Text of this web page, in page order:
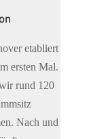
etabliert
ersten Mal.
rund 120
Nach und